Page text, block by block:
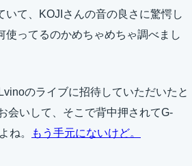
いて、KOJIさんの音の良さに驚愕し
使ってるのかめちゃめちゃ調べまし
のライブに招待していただいたと
会いして、そこで背中押されてG-
ね。
もう手元にないけど。